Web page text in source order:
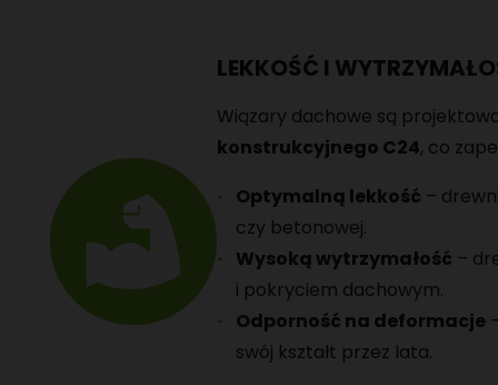
LEKKOŚĆ I
Wiązary dachowe są
konstrukcyjnego C24, co
Optymalną lekkość –
czy betonowej.
Wysoką wytrzymałość –
i pokryciem dachowym.
Odporność na deformacje
swój kształt przez lata.